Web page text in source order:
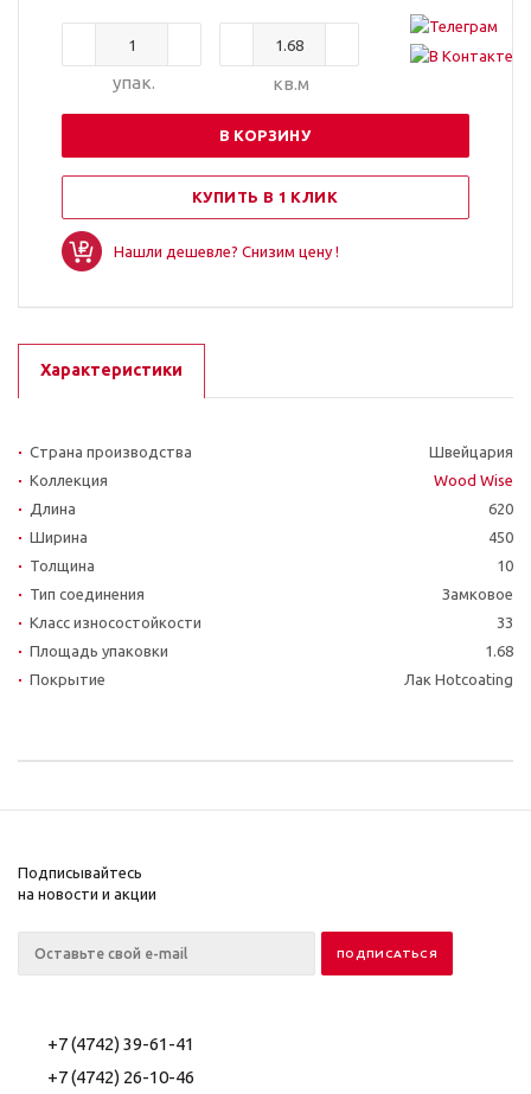
упак. кв.м
В КОРЗИНУ
КУПИТЬ В 1 КЛИК
Нашли дешевле? Снизим цену !
Характеристики
Страна производства
Швейцария
Коллекция
Wood Wise
Длина
620
Ширина
450
Толщина
10
Тип соединения
Замковое
Класс износостойкости
33
Площадь упаковки
1.68
Покрытие
Лак Hotcoating
Подписывайтесь
на новости и акции
+7 (4742) 39-61-41
+7 (4742) 26-10-46